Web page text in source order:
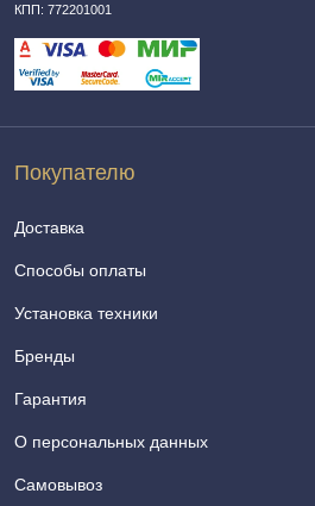
КПП: 772201001
Покупателю
Доставка
Способы оплаты
Установка техники
Бренды
Гарантия
О персональных данных
Самовывоз